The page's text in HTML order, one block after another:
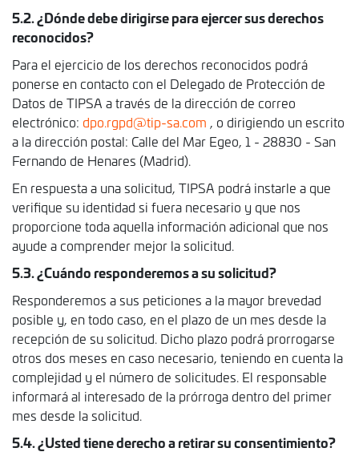
5.2. ¿Dónde debe dirigirse para ejercer sus derechos
reconocidos?
Para el ejercicio de los derechos reconocidos podrá
ponerse en contacto con el Delegado de Protección de
Datos de TIPSA a través de la dirección de correo
electrónico: dpo.rgpd@tip-sa.com , o dirigiendo un escrito
a la dirección postal: Calle del Mar Egeo, 1 - 28830 - San
Fernando de Henares (Madrid).
En respuesta a una solicitud, TIPSA podrá instarle a que
verifique su identidad si fuera necesario y que nos
proporcione toda aquella información adicional que nos
ayude a comprender mejor la solicitud.
5.3. ¿Cuándo responderemos a su solicitud?
Responderemos a sus peticiones a la mayor brevedad
posible y, en todo caso, en el plazo de un mes desde la
recepción de su solicitud. Dicho plazo podrá prorrogarse
otros dos meses en caso necesario, teniendo en cuenta la
complejidad y el número de solicitudes. El responsable
informará al interesado de la prórroga dentro del primer
mes desde la solicitud.
5.4. ¿Usted tiene derecho a retirar su consentimiento?